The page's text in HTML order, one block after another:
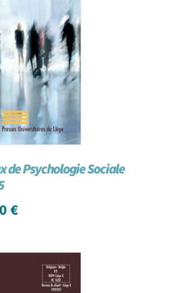
Psychologie Sociale
€